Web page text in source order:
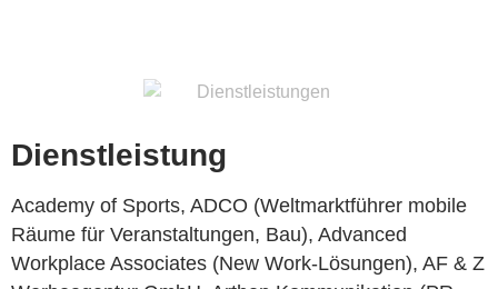
Dienstleistung
Academy of Sports, ADCO (Weltmarktführer mobile
Räume für Veranstaltungen, Bau), Advanced
Workplace Associates (New Work-Lösungen), AF & Z